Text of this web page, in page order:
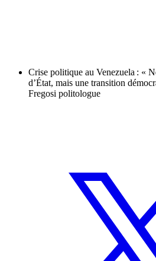
Crise politique au Venezuela : «
d’État, mais une transition
Fregosi politologue